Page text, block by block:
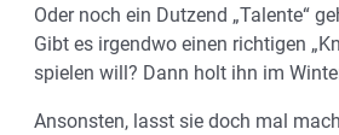
Oder noch ein Dutzend „Talente“
Gibt es irgendwo einen richtigen
spielen will? Dann holt ihn im
Ansonsten, lasst sie doch mal